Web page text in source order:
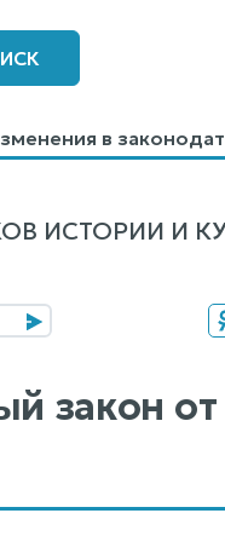
в
ИСТОРИИ И
закон